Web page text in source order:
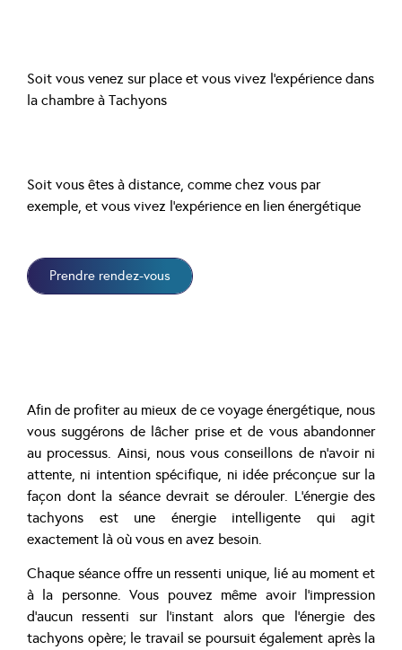
Soit vous venez sur place et vous vivez l’expérience dans
la chambre à Tachyons
Soit vous êtes à distance, comme chez vous par
exemple, et vous vivez l’expérience en lien énergétique
Prendre rendez-vous
Afin de profiter au mieux de ce voyage énergétique, nous
vous suggérons de lâcher prise et de vous abandonner
au processus. Ainsi, nous vous conseillons de n’avoir ni
attente, ni intention spécifique, ni idée préconçue sur la
façon dont la séance devrait se dérouler. L’énergie des
tachyons est une énergie intelligente qui agit
exactement là où vous en avez besoin.
Chaque séance offre un ressenti unique, lié au moment et
à la personne. Vous pouvez même avoir l’impression
d’aucun ressenti sur l’instant alors que l’énergie des
tachyons opère; le travail se poursuit également après la